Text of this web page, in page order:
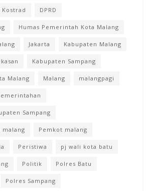
DPRD
Humas Pemerintah Kota Malang
Jakarta Kabupaten Malang
Kabupaten Sampang
Malang Malang malangpagi
Sampang
Pemkot malang
Peristiwa pj wali kota batu
Politik Polres Batu
Polres Sampang